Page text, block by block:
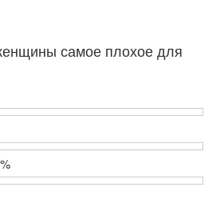
самое плохое для